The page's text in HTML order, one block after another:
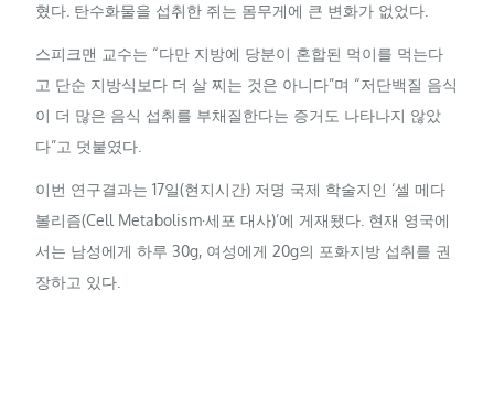
혔다. 탄수화물을 섭취한 쥐는 몸무게에 큰 변화가 없었다.
스피크맨 교수는 “다만 지방에 당분이 혼합된 먹이를 먹는다
고 단순 지방식보다 더 살 찌는 것은 아니다”며 “저단백질 음식
이 더 많은 음식 섭취를 부채질한다는 증거도 나타나지 않았
다”고 덧붙였다.
이번 연구결과는 17일(현지시간) 저명 국제 학술지인 ‘셀 메다
볼리즘(Cell Metabolism·세포 대사)’에 게재됐다. 현재 영국에
서는 남성에게 하루 30g, 여성에게 20g의 포화지방 섭취를 권
장하고 있다.